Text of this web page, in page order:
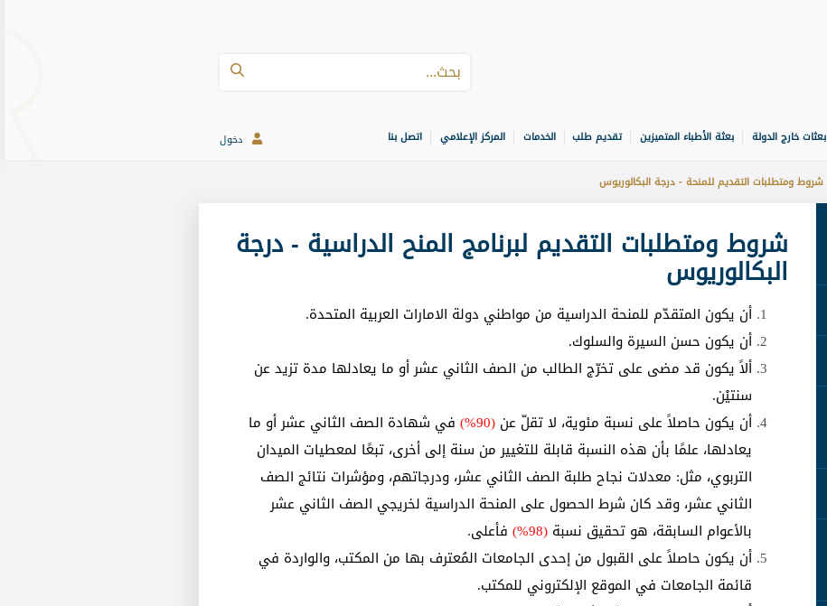
بعثات خارج الدولة بعثة الأطباء المتميزين تقديم طلب الخدمات المركز الإعلامي اتصل بنا دخول
شروط ومتطلبات التقديم للمنحة - درجة البكالوريوس
شروط ومتطلبات التقديم لبرنامج المنح الدراسية - درجة
البكالوريوس
أن يكون المتقدّم للمنحة الدراسية من مواطني دولة الامارات العربية المتحدة.
أن يكون حسن السيرة والسلوك.
ألاً يكون قد مضى على تخرّج الطالب من الصف الثاني عشر أو ما يعادلها مدة تزيد عن
سنتيْن.
أن يكون حاصلاً على نسبة مئوية، لا تقلّ عن (90%)
في شهادة الصف الثاني عشر أو ما
يعادلها، علمًا بأن هذه النسبة قابلة للتغيير من سنة إلى أخرى، تبعًا لمعطيات الميدان
التربوي، مثل: معدلات نجاح طلبة الصف الثاني عشر، ودرجاتهم، ومؤشرات نتائج الصف
الثاني عشر، وقد كان شرط الحصول على المنحة الدراسية لخريجي الصف الثاني عشر
بالأعوام السابقة، هو تحقيق نسبة (98%) فأعلى.
أن يكون حاصلاً على القبول من إحدى الجامعات المُعترف بها من المكتب، والواردة في
قائمة الجامعات في الموقع الإلكتروني للمكتب.